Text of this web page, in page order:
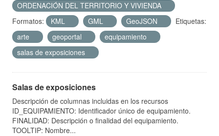
ORDENACIÓN DEL TERRITORIO Y VIVIENDA
Formatos:
KML GML GeoJSON
Etiquetas:
arte
geoportal
equipamiento
salas de exposiciones
Salas de exposiciones
Descripción de columnas incluidas en los recursos
ID_EQUIPAMIENTO: Identificador único de equipamiento.
FINALIDAD: Descripción o finalidad del equipamiento.
TOOLTIP: Nombre...